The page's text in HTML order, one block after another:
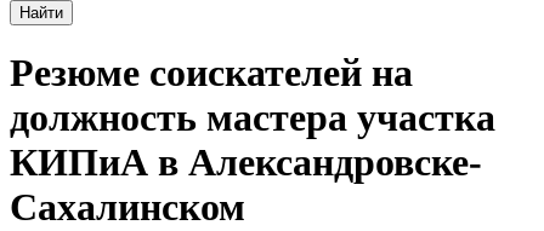
Найти
Резюме соискателей на
должность мастера участка
КИПиА в Александровске-
Сахалинском